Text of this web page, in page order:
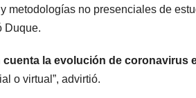
metodologías no presenciales de
Duque.
la evolución de coronavirus
o virtual”, advirtió.